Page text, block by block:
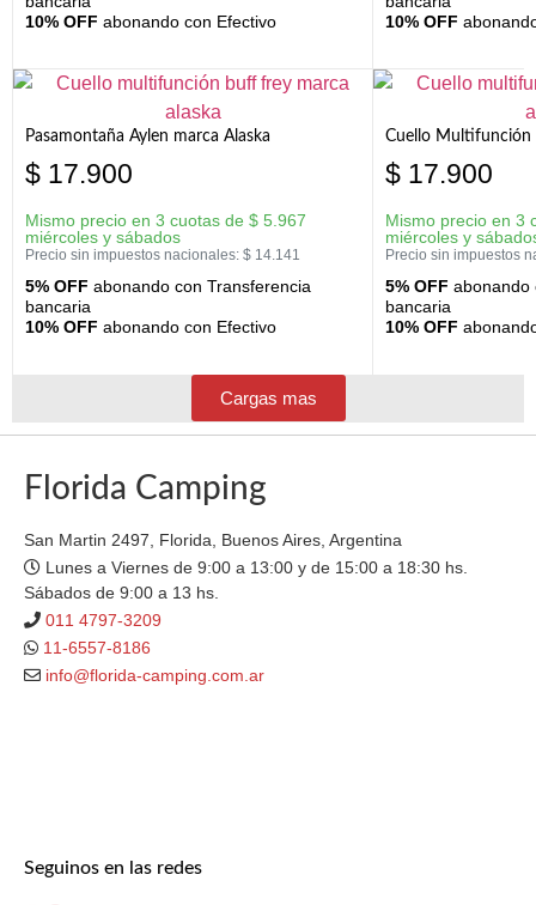
10% OFF abonando con Efectivo
10% OFF
Pasamontaña Aylen marca Alaska
$ 17.900
Mismo precio en 3 cuotas de $ 5.967
miércoles y sábados
Precio sin impuestos nacionales: $ 14.141
5% OFF abonando con Transferencia
bancaria
10% OFF abonando con Efectivo
Cuello Multifunción
$ 17.900
Mismo precio en 3
miércoles y
Precio sin impuestos
5% OFF abonando
bancaria
10% OFF
Cargas mas
Florida Camping
San Martin 2497, Florida, Buenos Aires, Argentina
Lunes a Viernes de 9:00 a 13:00 y de 15:00 a 18:30 hs.
Sábados de 9:00 a 13 hs.
011 4797-3209
11-6557-8186
info@florida-camping.com.ar
Seguinos en las redes